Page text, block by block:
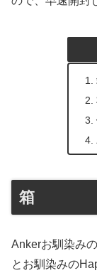
箱
Ankerお馴染み
とお馴染みの